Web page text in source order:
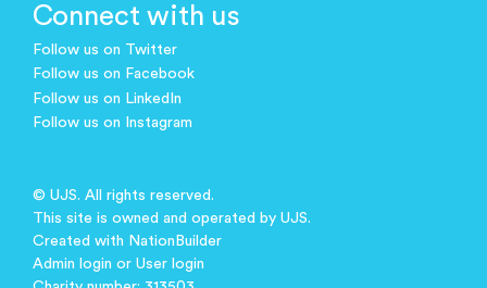
Connect with us
Follow us on Twitter
Follow us on Facebook
Follow us on LinkedIn
Follow us on Instagram
© UJS. All rights reserved.
This site is owned and operated by UJS.
Created with NationBuilder
Admin login or User login